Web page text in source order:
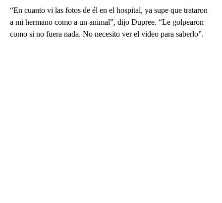
“En cuanto vi las fotos de él en el hospital, ya supe que trataron
a mi hermano como a un animal”, dijo Dupree. “Le golpearon
como si no fuera nada. No necesito ver el video para saberlo”.